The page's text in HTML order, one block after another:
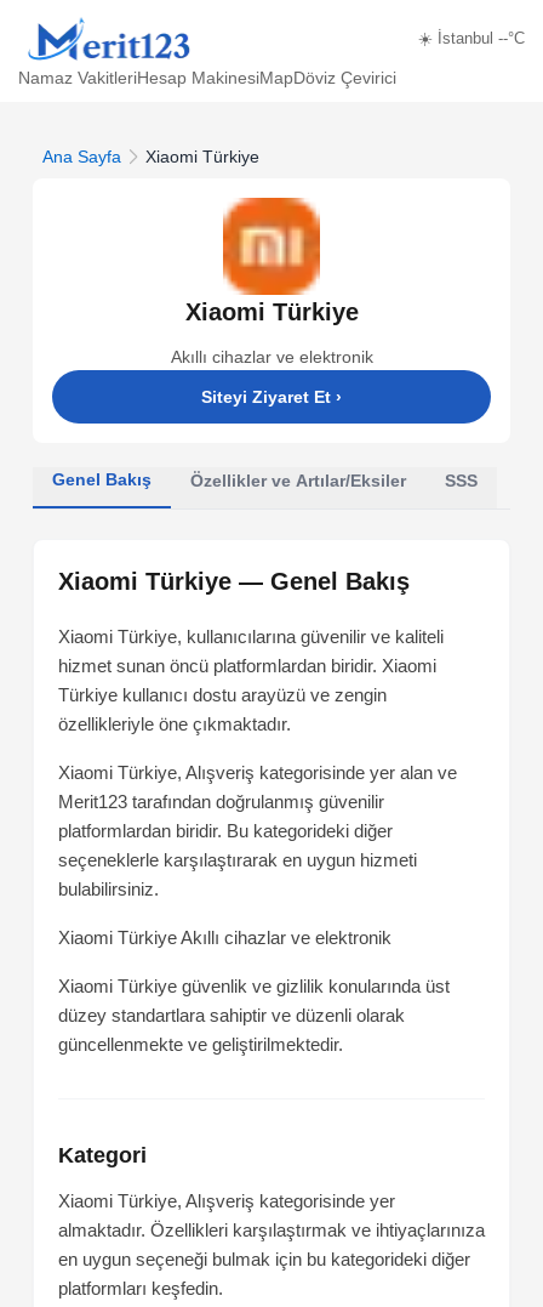
☀️ İstanbul --°C
Namaz VakitleriHesap MakinesiMapDöviz Çevirici
Ana Sayfa Xiaomi Türkiye
Xiaomi Türkiye
Akıllı cihazlar ve elektronik
Siteyi Ziyaret Et ›
Genel Bakış Özellikler ve Artılar/Eksiler SSS
Xiaomi Türkiye — Genel Bakış
Xiaomi Türkiye, kullanıcılarına güvenilir ve kaliteli
hizmet sunan öncü platformlardan biridir. Xiaomi
Türkiye kullanıcı dostu arayüzü ve zengin
özellikleriyle öne çıkmaktadır.
Xiaomi Türkiye, Alışveriş kategorisinde yer alan ve
Merit123 tarafından doğrulanmış güvenilir
platformlardan biridir. Bu kategorideki diğer
seçeneklerle karşılaştırarak en uygun hizmeti
bulabilirsiniz.
Xiaomi TürkiyeAkıllı cihazlar ve elektronik
Xiaomi Türkiye güvenlik ve gizlilik konularında üst
düzey standartlara sahiptir ve düzenli olarak
güncellenmekte ve geliştirilmektedir.
Kategori
Xiaomi Türkiye, Alışveriş kategorisinde yer
almaktadır. Özellikleri karşılaştırmak ve ihtiyaçlarınıza
en uygun seçeneği bulmak için bu kategorideki diğer
platformları keşfedin.